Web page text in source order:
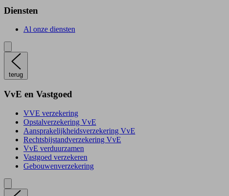
Diensten
Al onze diensten
terug
VvE en Vastgoed
VVE verzekering
Opstalverzekering VvE
Aansprakelijkheidsverzekering VvE
Rechtsbijstandverzekering VvE
VvE verduurzamen
Vastgoed verzekeren
Gebouwenverzekering